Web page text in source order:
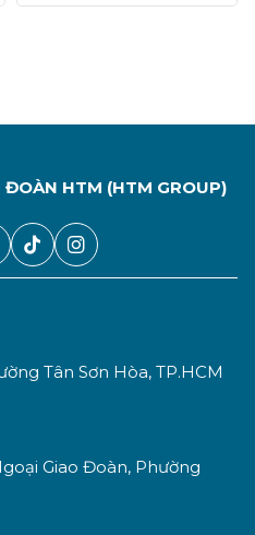
ĐOÀN HTM (HTM GROUP)
Tân Sơn Hòa, TP.HCM
Giao Đoàn, Phường